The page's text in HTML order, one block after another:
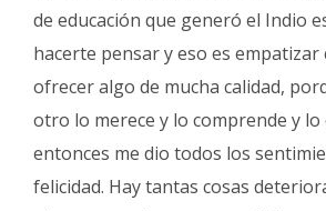
de educación que generó el Indio
hacerte pensar y eso es empatizar
ofrecer algo de mucha calidad,
otro lo merece y lo comprende y lo
entonces me dio todos los
felicidad. Hay tantas cosas